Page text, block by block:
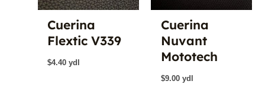
Cuerina
Flextic V339
$4.40 ydl
Cuerina
Nuvant
Mototech
$9.00 ydl